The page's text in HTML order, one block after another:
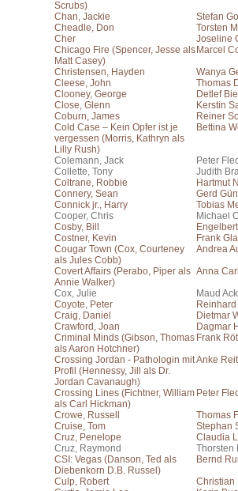
Scrubs)
Chan, Jackie
Stefan
Cheadle, Don
Torsten
Cher
Joseline
Chicago Fire (Spencer, Jesse als
Matt Casey)
Marcel
Christensen, Hayden
Wanya
Cleese, John
Thomas
Clooney, George
Detlef
Close, Glenn
Kerstin
Coburn, James
Reiner
Cold Case – Kein Opfer ist je
vergessen (Morris, Kathryn als
Lilly Rush)
Bettina
Colemann, Jack
Peter
Collette, Tony
Judith
Coltrane, Robbie
Hartmut
Connery, Sean
Gerd
Connick jr., Harry
Tobias
Cooper, Chris
Michael
Cosby, Bill
Costner, Kevin
Frank
Cougar Town (Cox, Courteney
als Jules Cobb)
Andrea
Covert Affairs (Perabo, Piper als
Annie Walker)
Anna
Cox, Julie
Maud
Coyote, Peter
Craig, Daniel
Dietmar
Crawford, Joan
Dagmar
Criminal Minds (Gibson, Thomas
als Aaron Hotchner)
Frank
Crossing Jordan - Pathologin mit
Profil (Hennessy, Jill als Dr.
Jordan Cavanaugh)
Anke
Crossing Lines (Fichtner, William
als Carl Hickman)
Peter
Crowe, Russell
Thomas
Cruise, Tom
Stephan
Cruz, Penelope
Claudia
Cruz, Raymond
Thorsten
CSI: Vegas (Danson, Ted als
Diebenkorn D.B. Russel)
Bernd
Culp, Robert
Christian